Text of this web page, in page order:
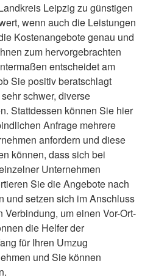
Leipzig zu günstigen
wenn auch die Leistungen
Kostenangebote genau und
zum hervorgebrachten
entscheidet am
Sie positiv beratschlagt
schwer, diverse
Stattdessen können Sie hier
Anfrage mehrere
anfordern und diese
können, dass sich bei
Unternehmen
Sie die Angebote nach
und setzen sich im Anschluss
um einen Vor-Ort-
die Helfer der
für Ihren Umzug
und Sie können